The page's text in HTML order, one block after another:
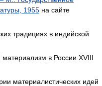
1955 на сайте
традициях в индийской
в России XVIII
материалистических идей